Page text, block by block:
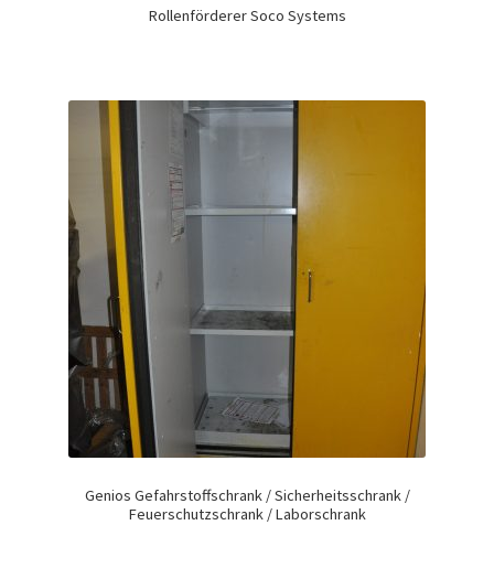
Rollenförderer Soco Systems
Genios Gefahrstoffschrank / Sicherheitsschrank /
Feuerschutzschrank / Laborschrank